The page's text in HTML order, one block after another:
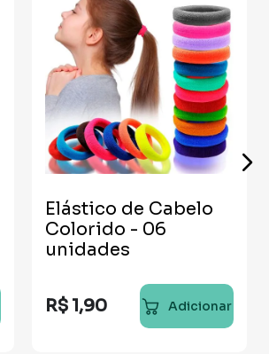
Elástico de Cabelo
Colorido - 06
unidades
R$ 1,90 Adicionar